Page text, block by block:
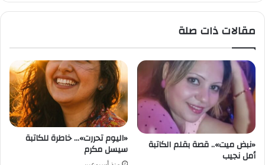
مقالات ذات صلة
«نبض ميت».. قصة بقلم الكاتبة
أمل نجيب
«اليوم تحررت»… خاطرة للكاتبة
سيسل مكرم